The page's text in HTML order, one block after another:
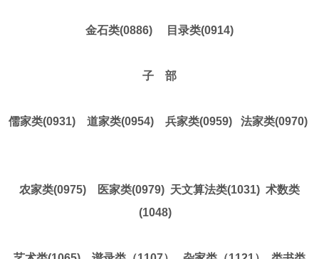
金石类(0886) 目录类(0914)
子 部
儒家类(0931) 道家类(0954) 兵家类(0959) 法家类(0970)
农家类(0975) 医家类(0979) 天文算法类(1031) 术数类
(1048)